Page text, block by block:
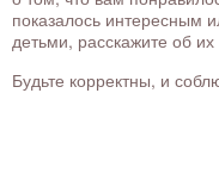
показалось интересным
детьми, расскажите об
Будьте корректны, и